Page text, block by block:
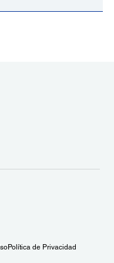
Política de Privacidad